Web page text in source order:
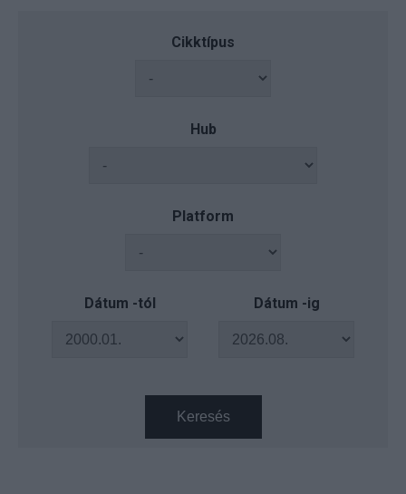
Cikktípus
Hub
Platform
Dátum -tól Dátum -ig
Keresés